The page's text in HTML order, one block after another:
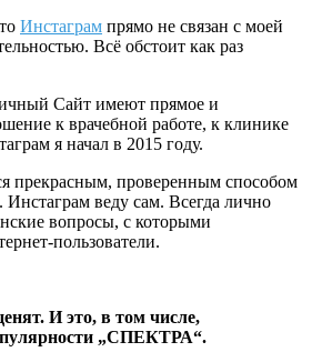
Инстаграм прямо не связан с моей
Всё обстоит как раз
Сайт имеют прямое и
к врачебной работе, к клинике
я начал в 2015 году.
прекрасным, проверенным способом
веду сам. Всегда лично
вопросы, с которыми
пользователи.
И это, в том числе,
„СПЕКТРА“.